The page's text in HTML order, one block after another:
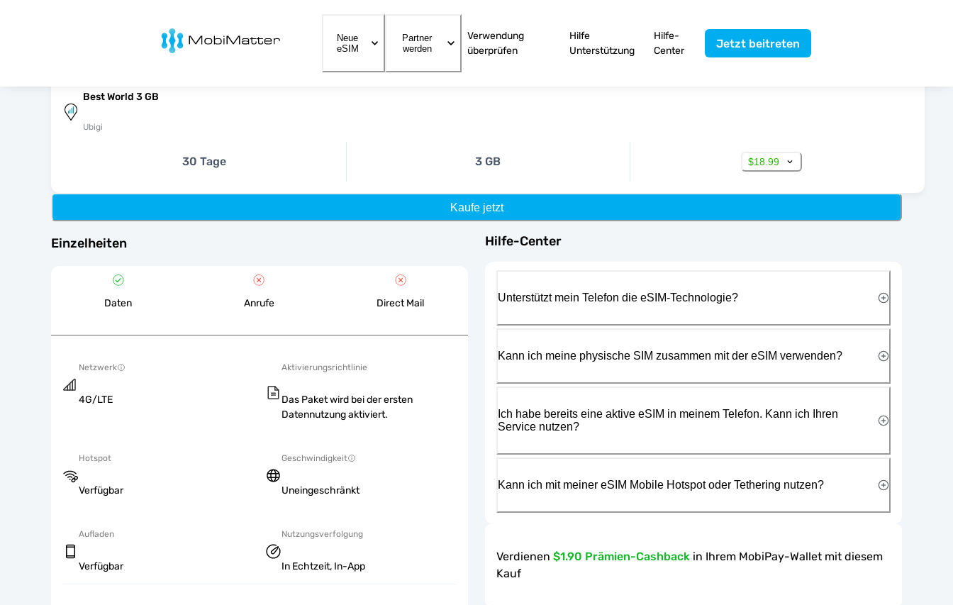
MobiMatter
Neue
eSIM
Partner
werden
Verwendung
überprüfen
Hilfe
Unterstützung
Hilfe-
Center
Jetzt beitreten
Best World 3 GB
Ubigi
30 Tage 3 GB $18.99
Kaufe jetzt
Einzelheiten
Daten Anrufe Direct Mail
Netzwerk
4G/LTE
Aktivierungsrichtlinie
Das Paket wird bei der ersten
Datennutzung aktiviert.
Hotspot
Verfügbar
Geschwindigkeit
Uneingeschränkt
Aufladen
Verfügbar
Nutzungsverfolgung
In Echtzeit, In-App
Hilfe-Center
Unterstützt mein Telefon die eSIM-Technologie?
Kann ich meine physische SIM zusammen mit der eSIM verwenden?
Ich habe bereits eine aktive eSIM in meinem Telefon. Kann ich Ihren
Service nutzen?
Kann ich mit meiner eSIM Mobile Hotspot oder Tethering nutzen?
Verdienen $1.90 Prämien-Cashback in Ihrem MobiPay-Wallet mit diesem
Kauf